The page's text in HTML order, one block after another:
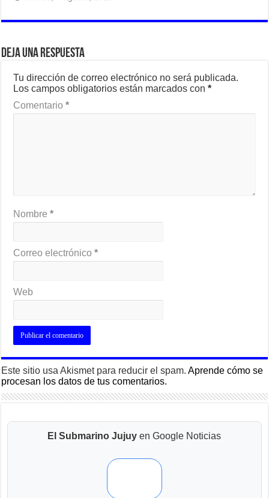
Deja una respuesta
Tu dirección de correo electrónico no será publicada.
Los campos obligatorios están marcados con*
Comentario*
Nombre*
Correo electrónico*
Web
Este sitio usa Akismet para reducir el spam.Aprende cómo se
procesan los datos de tus comentarios.
El Submarino Jujuy en Google Noticias